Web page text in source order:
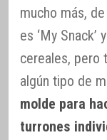
mucho más,
es ‘My
cereales, pero
algún tipo de
molde para
turrones